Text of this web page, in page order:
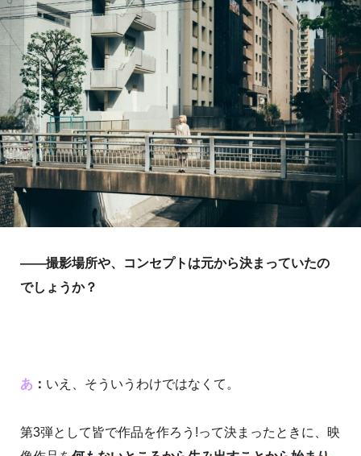
――撮影場所や、コンセプトは元から決まっていたの
でしょうか？
あ ： いえ、そういうわけではなくて。
第3弾として皆で作品を作ろう!って決まったときに、映